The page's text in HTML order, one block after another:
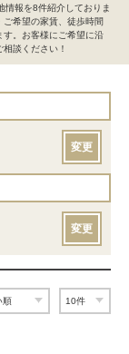
情報を8件紹介しておりま
希望の家賃、徒歩時間
す。お客様にご希望に沿
談ください！
変更
変更